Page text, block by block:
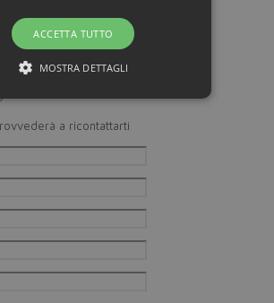
a ricontattarti
ACCETTA TUTTO
MOSTRA DETTAGLI